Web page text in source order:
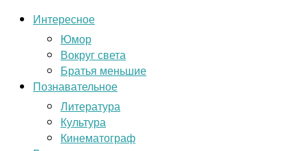
Интересное
Юмор
Вокруг света
Братья меньшие
Познавательное
Литература
Культура
Кинематограф